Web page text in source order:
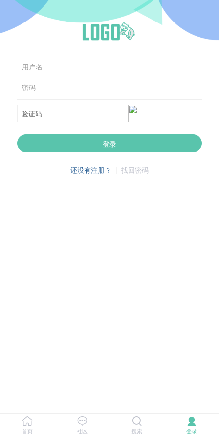
用户名
密码
登录
还没有注册？ | 找回密码
首页 社区 搜索 登录